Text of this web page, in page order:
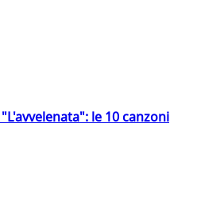
le 10 canzoni